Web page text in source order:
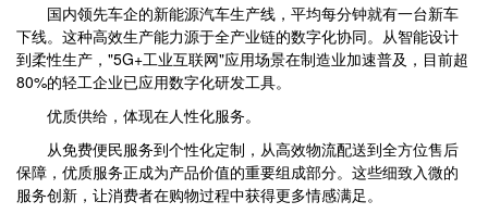
国内领先车企的新能源汽车生产线，平均每分钟就有一台新车
下线。这种高效生产能力源于全产业链的数字化协同。从智能设计
到柔性生产，"5G+工业互联网"应用场景在制造业加速普及，目前超
80%的轻工企业已应用数字化研发工具。
优质供给，体现在人性化服务。
从免费便民服务到个性化定制，从高效物流配送到全方位售后
保障，优质服务正成为产品价值的重要组成部分。这些细致入微的
服务创新，让消费者在购物过程中获得更多情感满足。